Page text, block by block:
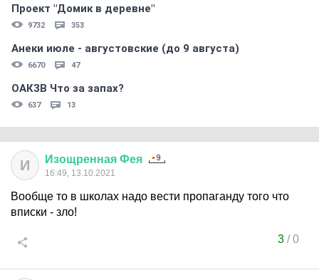
Проект "Домик в деревне"
9732 353
Анеки июле - августовские (до 9 августа)
6670 47
ОАКЗВ Что за запах?
637 13
И Изощренная Фея
16:49, 13.10.2021
Вообще то в школах надо вести пропаганду того что
вписки - зло!
3/0